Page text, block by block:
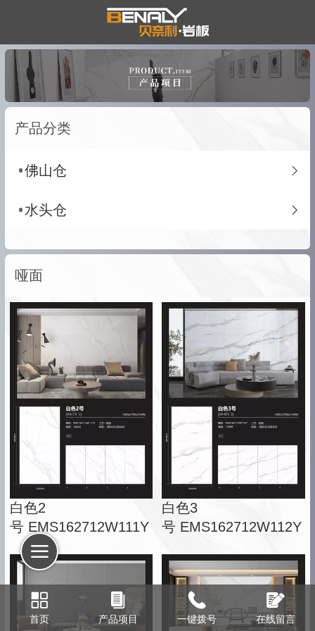
产品分类
佛山仓
水头仓
哑面
白色2
号 EMS162712W111Y
白色3
号 EMS162712W112Y
首页 产品项目 一键拨号 在线留言